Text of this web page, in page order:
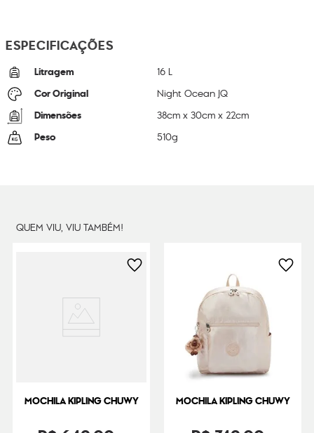
ESPECIFICAÇÕES
Litragem 16 L
Cor Original Night Ocean JQ
Dimensões 38cm x30cm x22cm
Peso 510g
QUEM VIU, VIU TAMBÉM!
MOCHILA KIPLING CHUWY MOCHILA KIPLING CHUWY